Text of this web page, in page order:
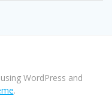
WordPress and
.